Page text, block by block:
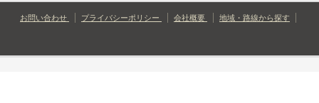
お問い合わせ プライバシーポリシー 会社概要 地域・路線から探す